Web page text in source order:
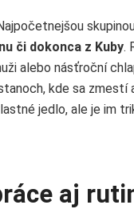
či dokonca z Kuby.
alebo násťroční
kde sa
jedlo, ale je im
aj